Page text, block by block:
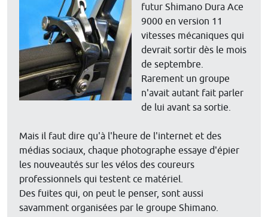
futur Shimano Dura Ace
9000 en version 11
vitesses mécaniques qui
devrait sortir dès le mois
de septembre.
Rarement un groupe
n'avait autant fait parler
de lui avant sa sortie.
Mais il faut dire qu'à l'heure de l'internet et des
médias sociaux, chaque photographe essaye d'épier
les nouveautés sur les vélos des coureurs
professionnels qui testent ce matériel.
Des fuites qui, on peut le penser, sont aussi
savamment organisées par le groupe Shimano.